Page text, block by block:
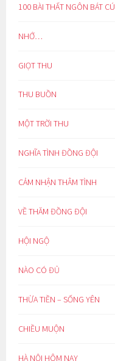
100 BÀI THẤT NGÔN BÁT CÚ
NHỚ…
GIỌT THU
THU BUỒN
MỘT TRỜI THU
NGHĨA TÌNH ĐỒNG ĐỘI
CẢM NHẬN THÂM TÌNH
VỀ THĂM ĐỒNG ĐỘI
HỘI NGỘ
NÀO CÓ ĐỦ
THỪA TIỀN – SỐNG YÊN
CHIỀU MUỘN
HÀ NỘI HÔM NAY